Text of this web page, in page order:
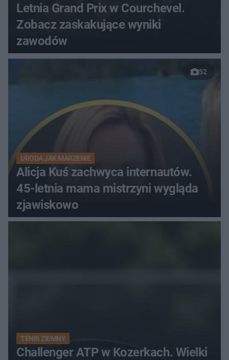
Letnia Grand Prix w Courchevel.
Zobacz zaskakujące wyniki
zawodów
52
URODA JAK MARZENIE
Alicja Kuś zachwyca internautów.
45-letnia mama mistrzyni wygląda
zjawiskowo
TENIS ZIEMNY
Challenger ATP w Kozerkach. Wielki